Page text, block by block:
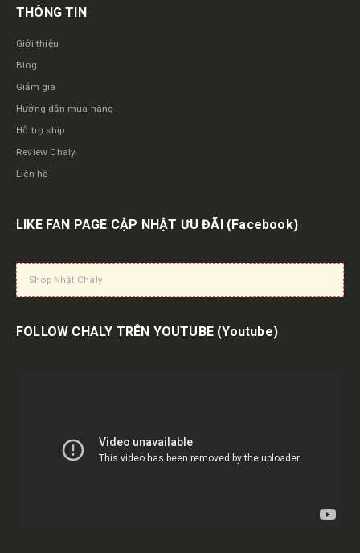
THÔNG TIN
Giới thiệu
Blog
Giảm giá
Hướng dẫn mua hàng
Hỗ trợ ship
Review Chaly
Liên hệ
LIKE FAN PAGE CẬP NHẬT ƯU ĐÃI (Facebook)
Shop Nhật Chaly
FOLLOW CHALY TRÊN YOUTUBE (Youtube)